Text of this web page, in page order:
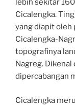
lebih sekitar
Cicalengka.
yang diapit oleh
Cicalengka-
topografinya
Nagreg.
dipercabangan
Cicalengka